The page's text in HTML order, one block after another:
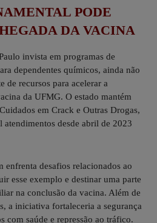
PODE
DA VACINA
invista em programas de
dependentes químicos, ainda não
de recursos para acelerar a
da UFMG. O estado mantém
em Crack e Outras Drogas,
desde abril de 2023
enfrenta desafios relacionados ao
esse exemplo e destinar uma parte
na conclusão da vacina. Além de
a iniciativa fortaleceria a segurança
com saúde e repressão ao tráfico.